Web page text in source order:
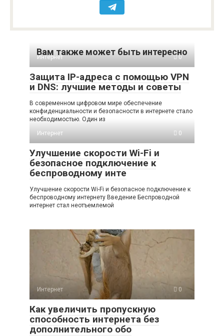
Вам также может быть интересно
Интернет 0
Защита IP-адреса с помощью VPN
и DNS: лучшие методы и советы
В современном цифровом мире обеспечение
конфиденциальности и безопасности в интернете стало
необходимостью. Один из
Интернет
0
Улучшение скорости Wi-Fi и
безопасное подключение к
беспроводному инте
Улучшение скорости Wi-Fi и безопасное подключение к
беспроводному интернету Введение Беспроводной
интернет стал неотъемлемой
Интернет 0
Как увеличить пропускную
способность интернета без
дополнительного обо